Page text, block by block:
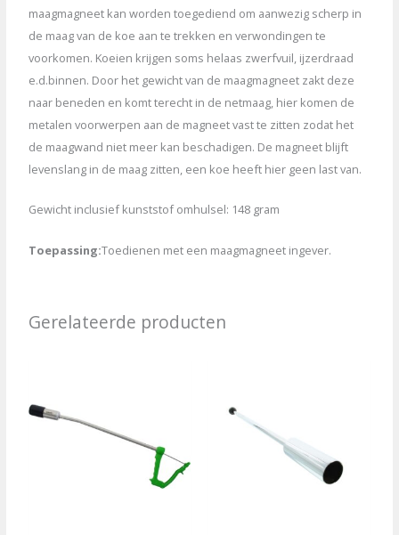
maagmagneet kan worden toegediend om aanwezig scherp in
de maag van de koe aan te trekken en verwondingen te
voorkomen. Koeien krijgen soms helaas zwerfvuil, ijzerdraad
e.d.binnen. Door het gewicht van de maagmagneet zakt deze
naar beneden en komt terecht in de netmaag, hier komen de
metalen voorwerpen aan de magneet vast te zitten zodat het
de maagwand niet meer kan beschadigen. De magneet blijft
levenslang in de maag zitten, een koe heeft hier geen last van.
Gewicht inclusief kunststof omhulsel: 148 gram
Toepassing:Toedienen met een maagmagneet ingever.
Gerelateerde producten